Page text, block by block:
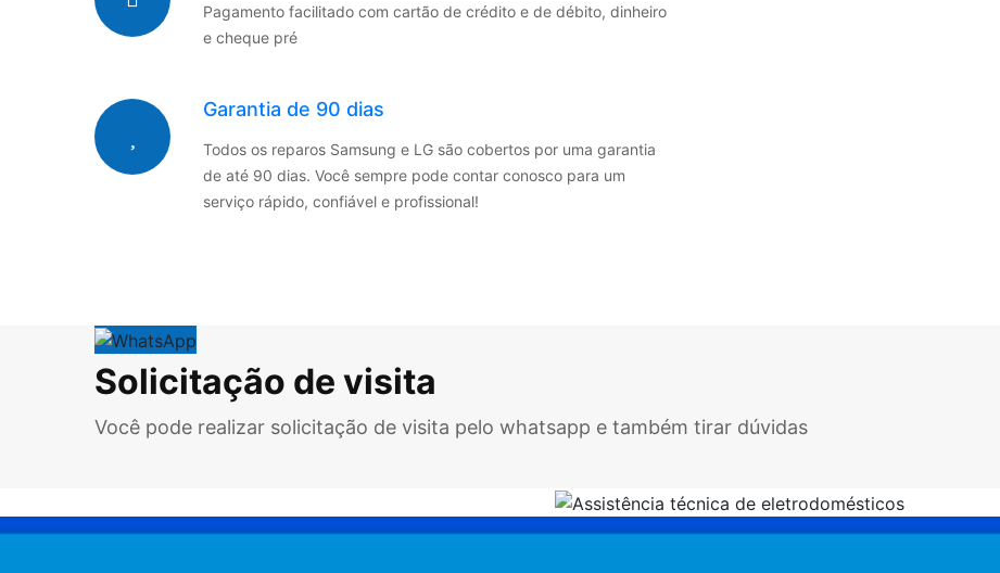
Pagamento facilitado com cartão de crédito e de débito, dinheiro
e cheque pré
Garantia de 90 dias
Todos os reparos Samsung e LG são cobertos por uma garantia
de até 90 dias. Você sempre pode contar conosco para um
serviço rápido, confiável e profissional!
Solicitação de visita
Você pode realizar solicitação de visita pelo whatsapp e também tirar dúvidas